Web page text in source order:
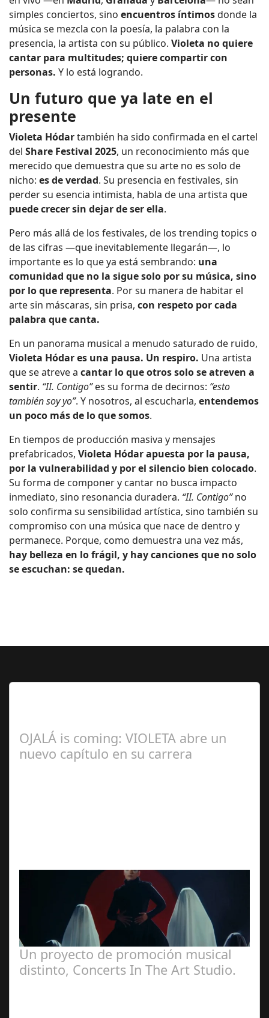
simples conciertos, sino encuentros íntimosdonde la
música se mezcla con la poesía, la palabra con la
presencia, la artista con su público. Violeta no quiere
cantar para multitudes; quiere compartir con
personas. Y lo está logrando.
Un futuro que ya late en el
presente
Violeta Hódartambién ha sido confirmada en el cartel
del Share Festival 2025, un reconocimiento más que
merecido que demuestra que su arte no es solo de
nicho: es de verdad. Su presencia en festivales, sin
perder su esencia intimista, habla de una artista que
puede crecer sin dejar de ser ella.
Pero más allá de los festivales, de los trending topics o
de las cifras —que inevitablemente llegarán—, lo
importante es lo que ya está sembrando: una
comunidad que no la sigue solo por su música, sino
por lo que representa. Por su manera de habitar el
arte sin máscaras, sin prisa, con respeto por cada
palabra que canta.
En un panorama musical a menudo saturado de ruido,
Violeta Hódar es una pausa. Un respiro. Una artista
que se atreve a cantar lo que otros solo se atreven a
sentir. “II. Contigo”es su forma de decirnos: “esto
también soy yo”. Y nosotros, al escucharla, entendemos
un poco más de lo que somos.
En tiempos de producción masiva y mensajes
prefabricados, Violeta Hódar apuesta por la pausa,
por la vulnerabilidad y por el silencio bien colocado.
Su forma de componer y cantar no busca impacto
inmediato, sino resonancia duradera. “II. Contigo”no
solo confirma su sensibilidad artística, sino también su
compromiso con una música que nace de dentro y
permanece. Porque, como demuestra una vez más,
hay belleza en lo frágil, y hay canciones que no solo
se escuchan: se quedan.
OJALÁ is coming: VIOLETA abre un
nuevo capítulo en su carrera
Un proyecto de promoción musical
distinto, Concerts In The Art Studio.